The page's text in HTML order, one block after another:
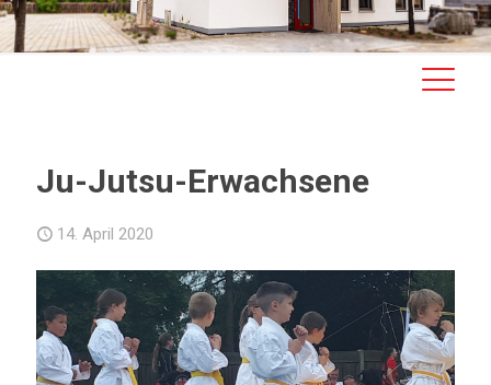
Ju-Jutsu-Erwachsene
14. April 2020